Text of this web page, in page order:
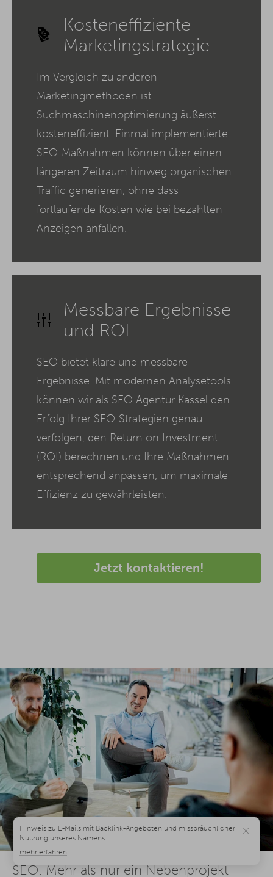
Kosteneffiziente
Marketingstrategie
Im Vergleich zu anderen
Marketingmethoden ist
Suchmaschinenoptimierung äußerst
kosteneffizient. Einmal implementierte
SEO-Maßnahmen können über einen
längeren Zeitraum hinweg organischen
Traffic generieren, ohne dass
fortlaufende Kosten wie bei bezahlten
Anzeigen anfallen.
Messbare Ergebnisse
und ROI
SEO bietet klare und messbare
Ergebnisse. Mit modernen Analysetools
können wir als SEO Agentur Kassel den
Erfolg Ihrer SEO-Strategien genau
verfolgen, den Return on Investment
(ROI) berechnen und Ihre Maßnahmen
entsprechend anpassen, um maximale
Effizienz zu gewährleisten.
Jetzt kontaktieren!
SEO: Mehr als nur ein Nebenprojekt
×